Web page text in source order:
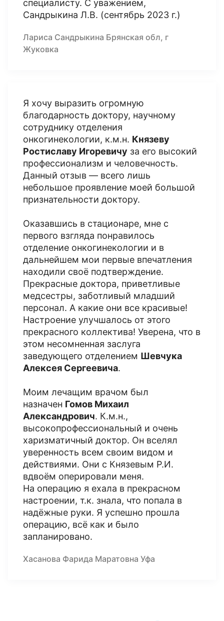
специалисту. С уважением,
Сандрыкина Л.В. (сентябрь 2023 г.)
Лариса Сандрыкина Брянская обл, г
Жуковка
Я хочу выразить огромную
благодарность доктору, научному
сотруднику отделения
онкогинекологии, к.м.н. Князеву
Ростиславу Игоревичу за его высокий
профессионализм и человечность.
Данный отзыв — всего лишь
небольшое проявление моей большой
признательности доктору.
Оказавшись в стационаре, мне с
первого взгляда понравилось
отделение онкогинекологии и в
дальнейшем мои первые впечатления
находили своё подтверждение.
Прекрасные доктора, приветливые
медсестры, заботливый младший
персонал. А какие они все красивые!
Настроение улучшалось от этого
прекрасного коллектива! Уверена, что в
этом несомненная заслуга
заведующего отделением Шевчука
Алексея Сергеевича.
Моим лечащим врачом был
назначен Гомов Михаил
Александрович. К.м.н.,
высокопрофессиональный и очень
харизматичный доктор. Он вселял
уверенность всем своим видом и
действиями. Они с Князевым Р.И.
вдвоём оперировали меня.
На операцию я ехала в прекрасном
настроении, т.к. знала, что попала в
надёжные руки. Я успешно прошла
операцию, всё как и было
запланировано.
Хасанова Фарида Маратовна Уфа